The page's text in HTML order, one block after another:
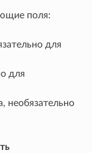
поля:
для
для
необязательно